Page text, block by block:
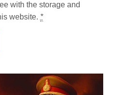
with the storage and
website. *